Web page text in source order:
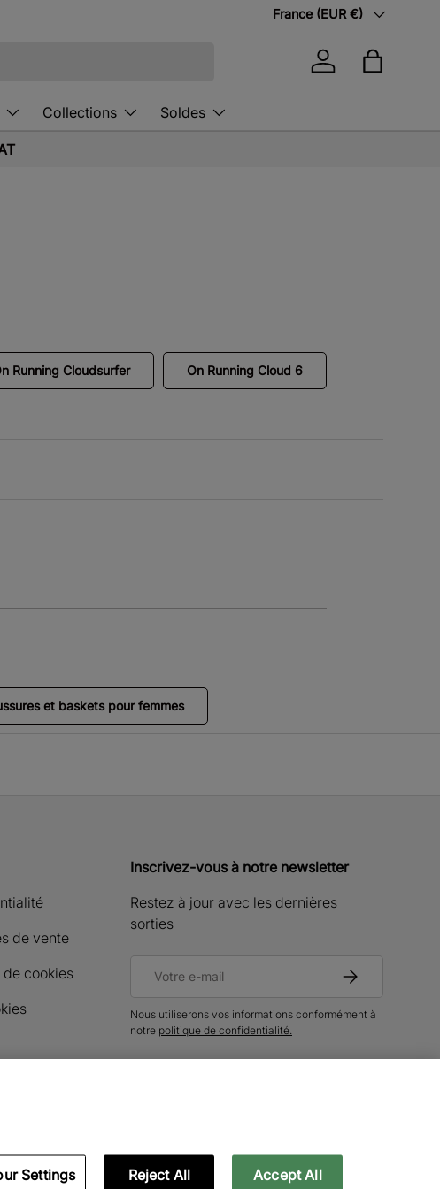
Pays
France (EUR €)
Se connecter
Panier
Collections Soldes
Running Cloudsurfer On Running Cloud 6
et baskets pour femmes
de vente
cookies
Inscrivez-vous à notre newsletter
Restez à jour avec les dernières
sorties
S’inscrire
Nous utiliserons vos informations conformément à
notre politique de confidentialité.
Settings Reject All Accept All